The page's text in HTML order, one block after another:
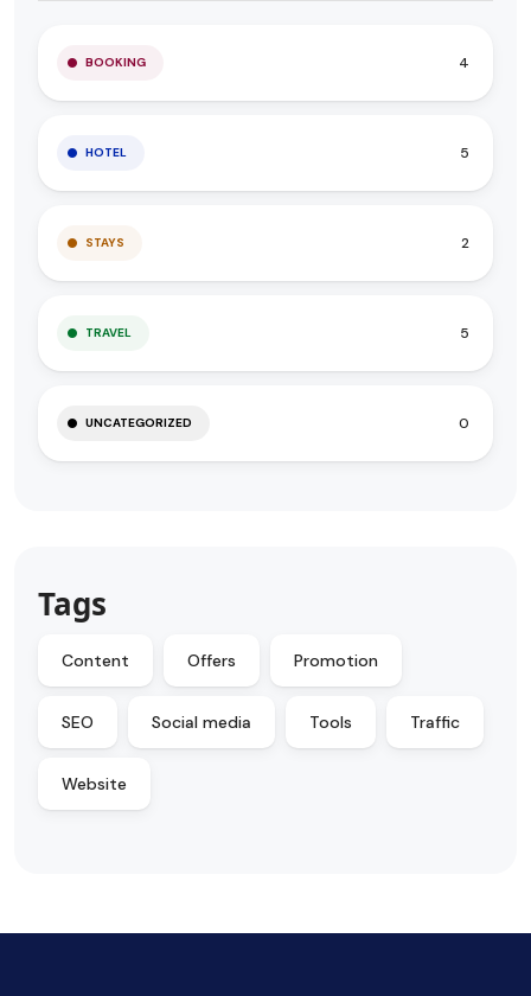
BOOKING 4
HOTEL 5
STAYS 2
TRAVEL 5
UNCATEGORIZED 0
Tags
Content Offers Promotion
SEO Social media Tools Traffic
Website